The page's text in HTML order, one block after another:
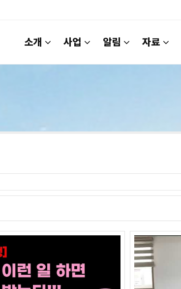
소개 사업 알림 자료
요) 조건부 수급자에 대한 모든 것